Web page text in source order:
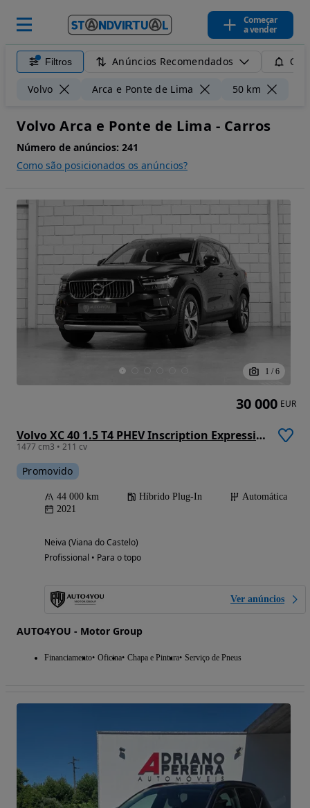
Começar
a vender
Filtros Anúncios Recomendados
Volvo Arca e Ponte de Lima 50 km
Volvo Arca e Ponte de Lima - Carros
Número de anúncios: 241
Como são posicionados os anúncios?
1 / 6
Volvo XC 40 1.5 T4 PHEV Inscription Expression
1477 cm3 • 211 cv
Promovido
44 000 km Híbrido Plug-In
Automática
2021
Neiva (Viana do Castelo)
Profissional • Para o topo
Ver anúncios
AUTO4YOU - Motor Group
Financiamento Oficina Chapa e Pintura Serviço de Pneus
30 000 EUR